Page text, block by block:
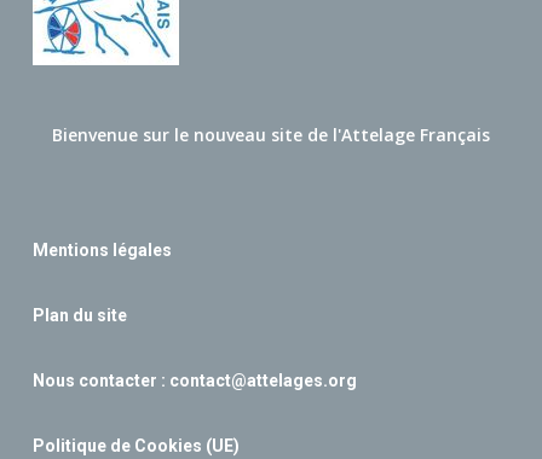
Bienvenue sur le nouveau site de l'Attelage Français
Mentions légales
Plan du site
Nous contacter : contact@attelages.org
Politique de Cookies (UE)